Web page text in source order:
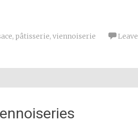
, pâtisserie, viennoiserie
Leave